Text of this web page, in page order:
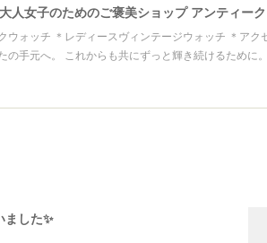
女子のためのご褒美ショップ アンティー
ウォッチ ＊レディースヴィンテージウォッチ ＊アク
の手元へ。 これからも共にずっと輝き続けるために。
した✨